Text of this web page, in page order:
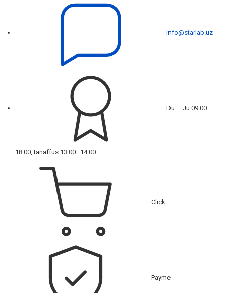
info@starlab.uz
Du — Ju 09:00–
18:00, tanaffus 13:00–14:00
Click
Payme